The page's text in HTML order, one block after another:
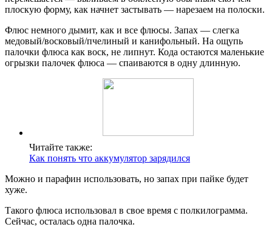
плоскую форму, как начнет застывать — нарезаем на полоски.
Флюс немного дымит, как и все флюсы. Запах — слегка
медовый/восковый/пчелиный и канифольный. На ощупь
палочки флюса как воск, не липнут. Кода остаются маленькие
огрызки палочек флюса — спаиваются в одну длинную.
Читайте также:
Как понять что аккумулятор зарядился
Можно и парафин использовать, но запах при пайке будет
хуже.
Такого флюса использовал в свое время с полкилограмма.
Сейчас, осталась одна палочка.